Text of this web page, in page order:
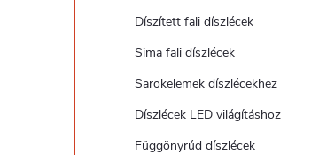
Díszített fali díszlécek
Sima fali díszlécek
Sarokelemek díszlécekhez
Díszlécek LED világításhoz
Függönyrúd díszlécek